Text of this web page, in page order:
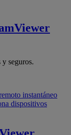
seguros.
instantáneo
dispositivos